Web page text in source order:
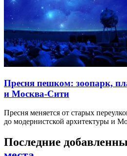
Пресня пешком: зоопарк,
и Москва-Сити
Пресня меняется от старых
до модернистской архитектуры и
Последние